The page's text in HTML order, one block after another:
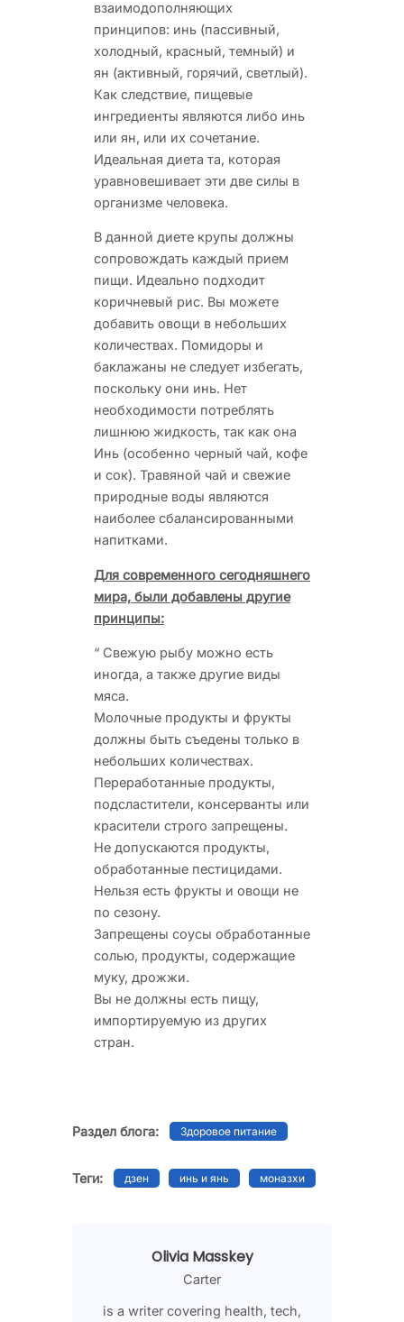
взаимодополняющих
принципов: инь (пассивный,
холодный, красный, темный) и
ян (активный, горячий, светлый).
Как следствие, пищевые
ингредиенты являются либо инь
или ян, или их сочетание.
Идеальная диета та, которая
уравновешивает эти две силы в
организме человека.
В данной диете крупы должны
сопровождать каждый прием
пищи. Идеально подходит
коричневый рис. Вы можете
добавить овощи в небольших
количествах. Помидоры и
баклажаны не следует избегать,
поскольку они инь. Нет
необходимости потреблять
лишнюю жидкость, так как она
Инь (особенно черный чай, кофе
и сок). Травяной чай и свежие
природные воды являются
наиболее сбалансированными
напитками.
Для современного сегодняшнего
мира, были добавлены другие
принципы:
“ Свежую рыбу можно есть
иногда, а также другие виды
мяса.
Молочные продукты и фрукты
должны быть съедены только в
небольших количествах.
Переработанные продукты,
подсластители, консерванты или
красители строго запрещены.
Не допускаются продукты,
обработанные пестицидами.
Нельзя есть фрукты и овощи не
по сезону.
Запрещены соусы обработанные
солью, продукты, содержащие
муку, дрожжи.
Вы не должны есть пищу,
импортируемую из других
стран.
Раздел блога: Здоровое питание
Теги: дзен инь и янь моназхи
Olivia Masskey
Carter
is a writer covering health, tech,